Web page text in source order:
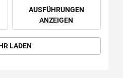
AUSFÜHRUNGEN
ANZEIGEN
LADEN